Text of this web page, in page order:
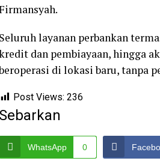
Seluruh layanan perbankan
dan pembiayaan, hingga
di lokasi baru, tanpa
Post Views: 236
Sebarkan
WhatsApp 0